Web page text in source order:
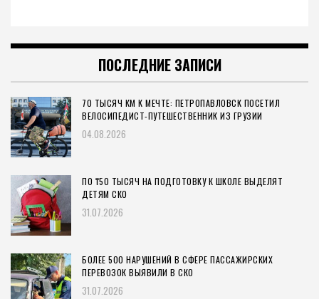
ПОСЛЕДНИЕ ЗАПИСИ
70 ТЫСЯЧ КМ К МЕЧТЕ: ПЕТРОПАВЛОВСК ПОСЕТИЛ
ВЕЛОСИПЕДИСТ-ПУТЕШЕСТВЕННИК ИЗ ГРУЗИИ
04.08.2026
ПО ₸50 ТЫСЯЧ НА ПОДГОТОВКУ К ШКОЛЕ ВЫДЕЛЯТ
ДЕТЯМ СКО
31.07.2026
БОЛЕЕ 500 НАРУШЕНИЙ В СФЕРЕ ПАССАЖИРСКИХ
ПЕРЕВОЗОК ВЫЯВИЛИ В СКО
31.07.2026